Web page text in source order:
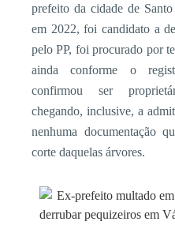
prefeito da cidade de
em 2022, foi candidato a
pelo PP, foi procurado por
ainda conforme o
confirmou ser
chegando, inclusive, a
nenhuma documentação
corte daquelas árvores.